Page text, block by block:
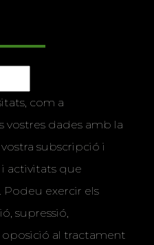
com a
vostres dades amb la
subscripció i
activitats que
Podeu exercir els
supressió,
al tractament